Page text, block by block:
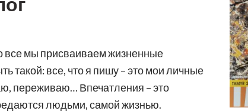
все мы присваиваем жизненные
такой: все, что я пишу – это мои личные
переживаю… Впечатления – это
людьми, самой жизнью.